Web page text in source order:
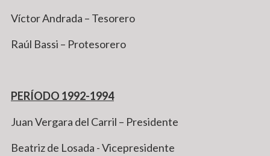
Víctor Andrada – Tesorero
Raúl Bassi – Protesorero
PERÍODO 1992-1994
Juan Vergara del Carril – Presidente
Beatriz de Losada - Vicepresidente